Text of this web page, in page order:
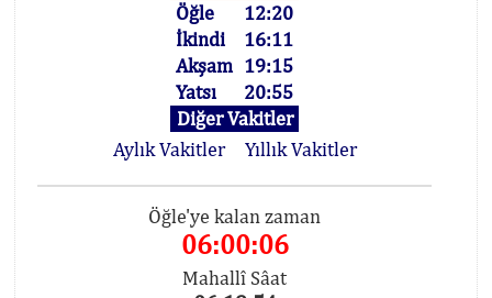
Öğle
12:20
İkindi
16:11
Akşam 19:15
Yatsı
20:55
Diğer Vakitler
Aylık Vakitler
Yıllık Vakitler
Öğle'ye kalan zaman
06:00:06
Mahallî Sâat